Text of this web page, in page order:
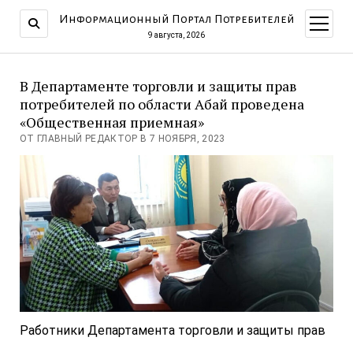
Информационный Портал Потребителей
9 августа, 2026
меню
В Департаменте торговли и защиты прав
потребителей по области Абай проведена
«Общественная приемная»
ОТ ГЛАВНЫЙ РЕДАКТОР В 7 НОЯБРЯ, 2023
Работники Департамента торговли и защиты прав